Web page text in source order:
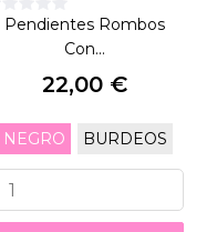
Pendientes Rombos
Con...
22,00 €
NEGRO BURDEOS